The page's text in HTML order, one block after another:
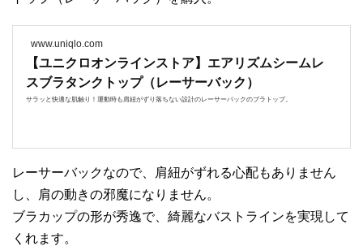
www.uniqlo.com
【ユニクロオンラインストア】エアリズムシームレ
スブラタンクトップ（レーサーバック）
サラッと快適な肌触り！運動時も肩紐がずり落ちない設計のレーサーバックのブラトップ。
レーサーバックなので、肩紐がずれる心配もありません
し、肩の動きの邪魔になりません。
ブラカップの形が秀逸で、綺麗なバストラインを実現して
くれます。